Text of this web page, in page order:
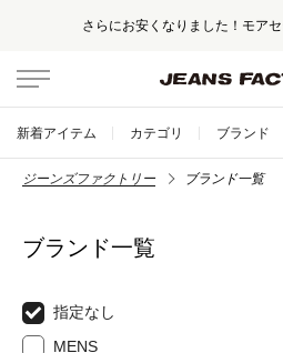
さらにお安くなりました！モアセ
新着アイテム カテゴリ ブランド
ジーンズファクトリー ブランド一覧
ブランド一覧
指定なし
MENS